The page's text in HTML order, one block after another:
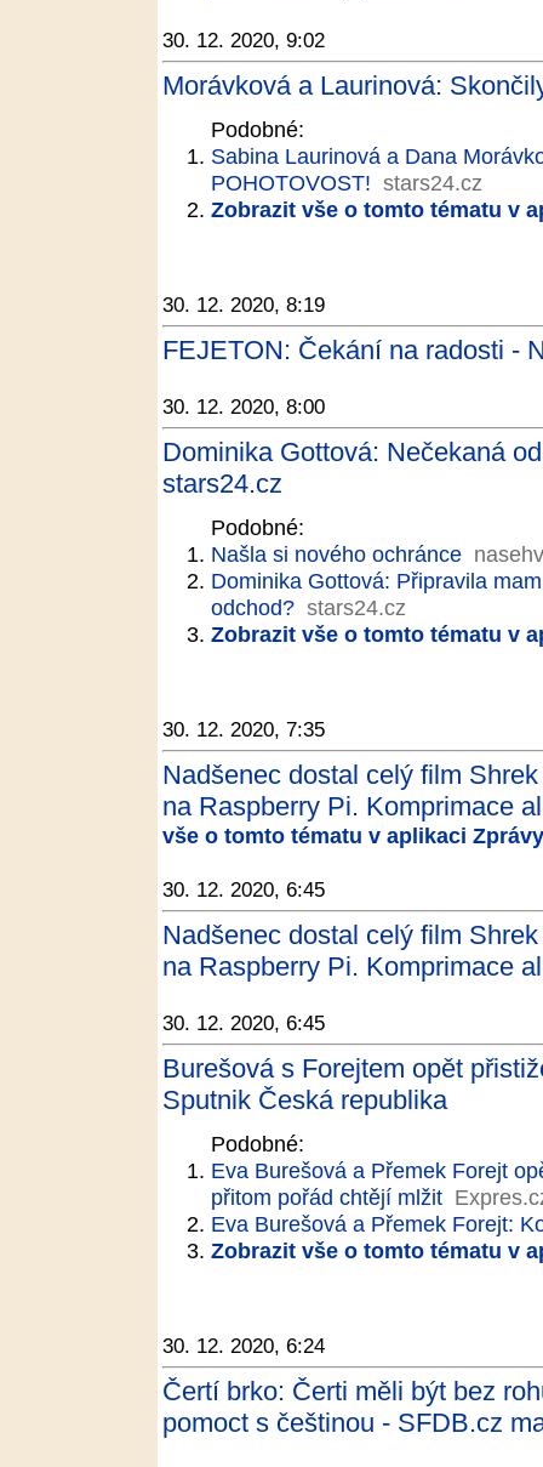
30. 12. 2020, 9:02
Morávková a Laurinová:
Podobné:
Sabina Laurinová a Dana
POHOTOVOST! stars24.cz
Zobrazit vše o tomto tématu v
30. 12. 2020, 8:19
FEJETON: Čekání na radosti -
30. 12. 2020, 8:00
Dominika Gottová: Nečekaná
stars24.cz
Podobné:
Našla si nového ochránce
Dominika Gottová: Připravila
odchod? stars24.cz
Zobrazit vše o tomto tématu v
30. 12. 2020, 7:35
Nadšenec dostal celý film
na Raspberry Pi. Komprimace
vše o tomto tématu v aplikaci
30. 12. 2020, 6:45
Nadšenec dostal celý film
na Raspberry Pi. Komprimace
30. 12. 2020, 6:45
Burešová s Forejtem opět
Sputnik Česká republika
Podobné:
Eva Burešová a Přemek Forejt
přitom pořád chtějí mlžit
Eva Burešová a Přemek Forejt:
Zobrazit vše o tomto tématu v
30. 12. 2020, 6:24
Čertí brko: Čerti měli být bez
pomoct s češtinou - SFDB.cz